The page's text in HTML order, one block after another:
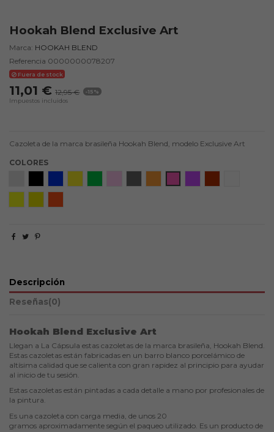
Hookah Blend Exclusive Art
Marca: HOOKAH BLEND
Referencia 0000000078207
Fuera de stock
11,01 € 12,95 €
-15%
Impuestos incluidos
Cazoleta de la marca brasileña Hookah Blend, modelo Exclusive Art
COLORES
Descripción
Reseñas(0)
Hookah Blend Exclusive Art
Llegan a La Cápsula estas cazoletas de la marca brasileña, Hookah Blend.
Estas cazoletas están fabricadas en un barro blanco porcelámico de
altísima calidad que se calienta con gran rapidez al principio para ayudar
al inicio de tu sesión.
Estas cazoletas están pintadas a cada detalle a mano por profesionales de
la pintura.
Es una cazoleta con carga media, de unos 20
gramos aproximadamente según el paqueo utilizado. Es un producto de